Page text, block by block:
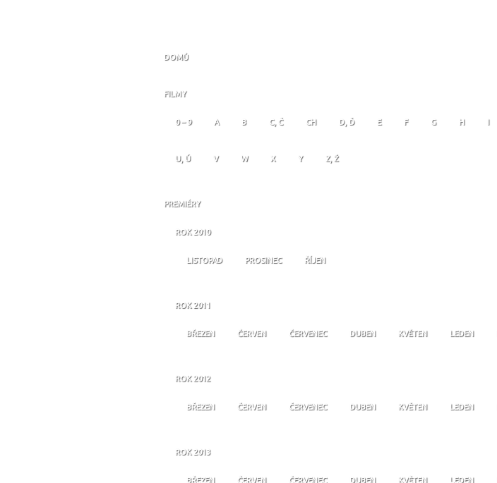
DOMŮ
FILMY
0 – 9 A B C, Č CH D, Ď E F G H I
U, Ú V W X Y Z, Ž
PREMIÉRY
ROK 2010
LISTOPAD PROSINEC ŘÍJEN
ROK 2011
BŘEZEN ČERVEN ČERVENEC DUBEN KVĚTEN LEDEN
ROK 2012
BŘEZEN ČERVEN ČERVENEC DUBEN KVĚTEN LEDEN
ROK 2013
BŘEZEN ČERVEN ČERVENEC DUBEN KVĚTEN LEDEN